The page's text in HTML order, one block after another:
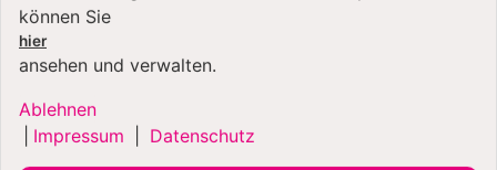
ZAHLUNGSARTEN
können Sie
hier
ansehen und verwalten.
Ablehnen
Impressum Datenschutz